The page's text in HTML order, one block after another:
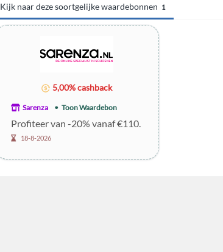
Kijk naar deze soortgelijke waardebonnen 1
5,00% cashback
Sarenza Toon Waardebon
Profiteer van -20% vanaf €110.
18-8-2026